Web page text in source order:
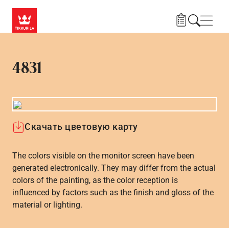
4831
Скачать цветовую карту
The colors visible on the monitor screen have been
generated electronically. They may differ from the actual
colors of the painting, as the color reception is
influenced by factors such as the finish and gloss of the
material or lighting.